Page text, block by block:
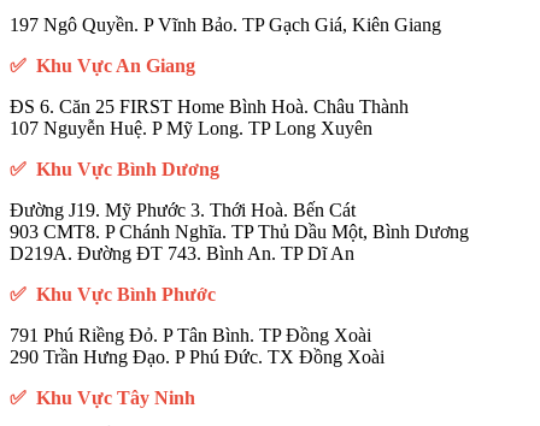
197 Ngô Quyền. P Vĩnh Bảo. TP Gạch Giá, Kiên Giang
✅ Khu Vực An Giang
ĐS 6. Căn 25 FIRST Home Bình Hoà. Châu Thành
107 Nguyễn Huệ. P Mỹ Long. TP Long Xuyên
✅ Khu Vực Bình Dương
Đường J19. Mỹ Phước 3. Thới Hoà. Bến Cát
903 CMT8. P Chánh Nghĩa. TP Thủ Dầu Một, Bình Dương
D219A. Đường ĐT 743. Bình An. TP Dĩ An
✅ Khu Vực Bình Phước
791 Phú Riềng Đỏ. P Tân Bình. TP Đồng Xoài
290 Trần Hưng Đạo. P Phú Đức. TX Đồng Xoài
✅ Khu Vực Tây Ninh